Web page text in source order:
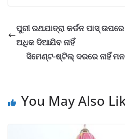
ପୁରୀ ରଥଯାତ୍ରା କର୍ଡନ ପାସ୍
ଅଧିକ ଦିଆଯିବ ନାହିଁ
ସିମେଣ୍ଟ-ଷ୍ଟିଲ୍ ଦରରେ ନାହିଁ
You May Also